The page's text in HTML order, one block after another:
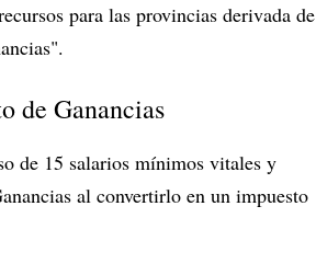
para las provincias derivada de
de Ganancias
de 15 salarios mínimos vitales y
al convertirlo en un impuesto